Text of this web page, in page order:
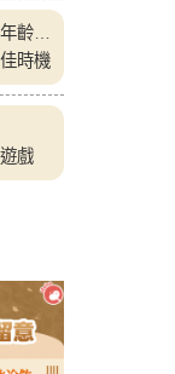
齡
時機
戲